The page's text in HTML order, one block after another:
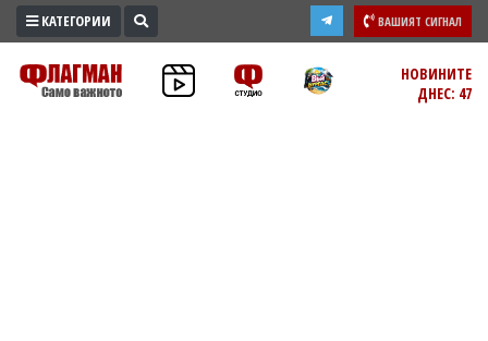
ПРОМО
ЗОНА
КАТЕГОРИИ ВАШИЯТ СИГНАЛ
НОВИНИТЕ
ДНЕС: 47